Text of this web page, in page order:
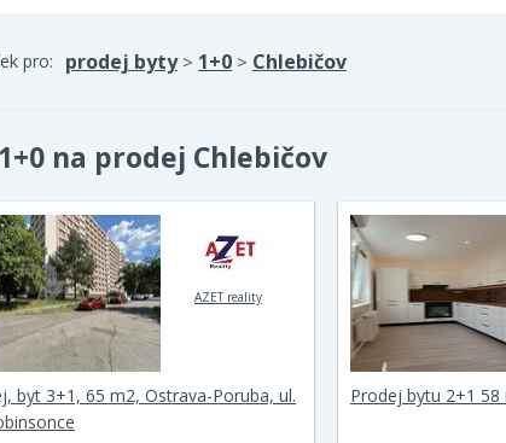
pro: prodej byty> 1+0 > Chlebičov
na prodej Chlebičov
AZET reality
byt 3+1, 65 m2, Ostrava-Poruba, ul.
Prodej bytu 2+1 58